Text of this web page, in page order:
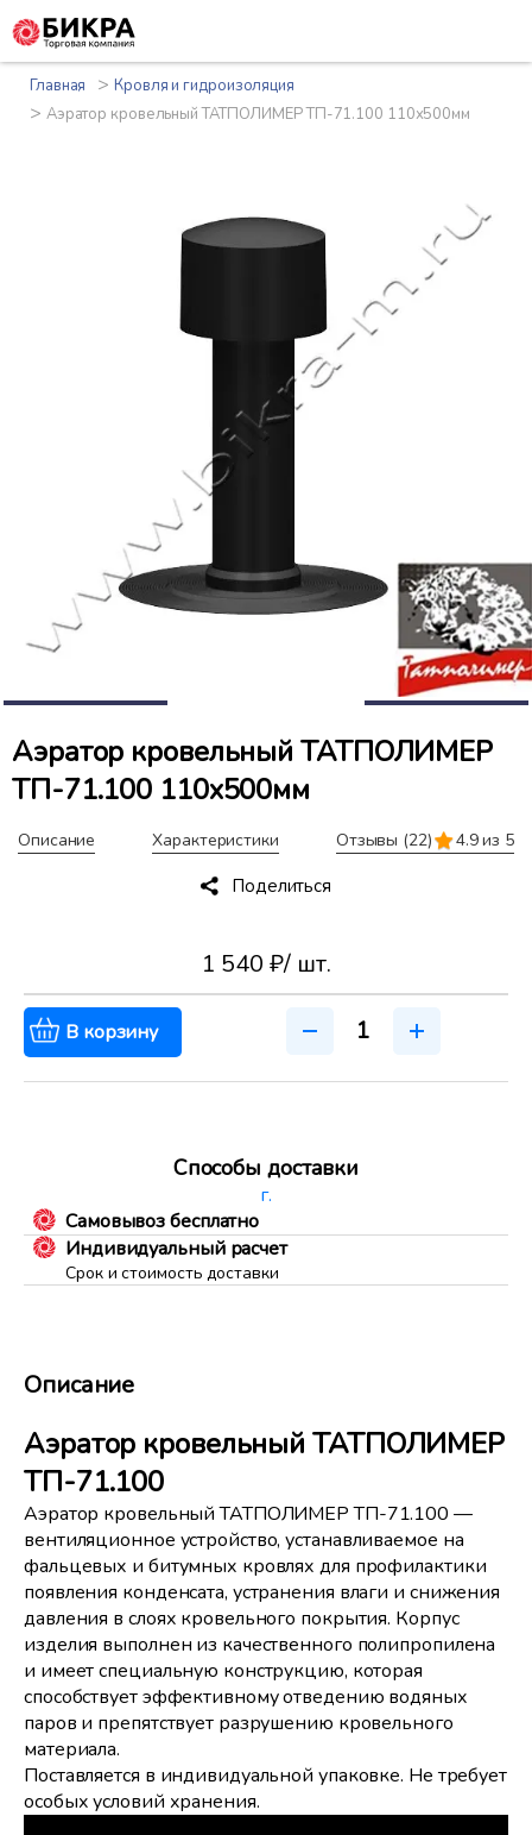
Главная >Кровля и гидроизоляция
> Аэратор кровельный ТАТПОЛИМЕР ТП-71.100 110х500мм
Аэратор кровельный ТАТПОЛИМЕР
ТП-71.100 110х500мм
Описание Характеристики Отзывы (22) 4.9 из 5
Поделиться
1 540 ₽/ шт.
В корзину
Способы доставки
г.
Самовывоз бесплатно
Индивидуальный расчет
Срок и стоимость доставки
Описание
Аэратор кровельный ТАТПОЛИМЕР
ТП-71.100
Аэратор кровельный ТАТПОЛИМЕР ТП-71.100 —
вентиляционное устройство, устанавливаемое на
фальцевых и битумных кровлях для профилактики
появления конденсата, устранения влаги и снижения
давления в слоях кровельного покрытия. Корпус
изделия выполнен из качественного полипропилена
и имеет специальную конструкцию, которая
способствует эффективному отведению водяных
паров и препятствует разрушению кровельного
материала.
Поставляется в индивидуальной упаковке. Не требует
особых условий хранения.